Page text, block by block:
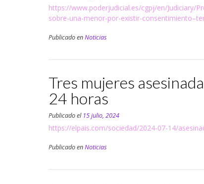
https://www.poderjudicial.es/cgpj/en/Judiciary/
sobre-una-menor-por-existir-
Publicado enNoticias
Tres mujeres
24 horas
Publicado el 15 julio, 2024
https://elpais.com/sociedad/2024-07-14/
Publicado enNoticias